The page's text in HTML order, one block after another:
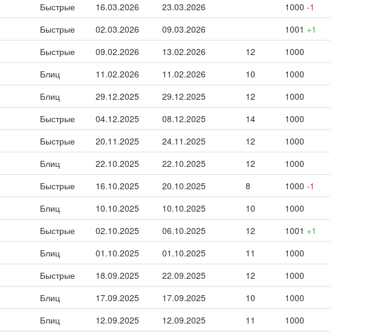
Быстрые 16.03.2026 23.03.2026 1000 -1
Быстрые 02.03.2026 09.03.2026 1001 +1
Быстрые 09.02.2026 13.02.2026 12
1000
Блиц 11.02.2026 11.02.2026 10
1000
Блиц 29.12.2025 29.12.2025 12
1000
Быстрые 04.12.2025 08.12.2025 14
1000
Быстрые 20.11.2025 24.11.2025 12
1000
Блиц 22.10.2025 22.10.2025 12
1000
Быстрые 16.10.2025 20.10.2025 8 1000 -1
Блиц 10.10.2025 10.10.2025 10
1000
Быстрые 02.10.2025 06.10.2025 12 1001 +1
Блиц 01.10.2025 01.10.2025 11
1000
Быстрые 18.09.2025 22.09.2025 12
1000
Блиц 17.09.2025 17.09.2025 10
1000
Блиц 12.09.2025 12.09.2025 11
1000